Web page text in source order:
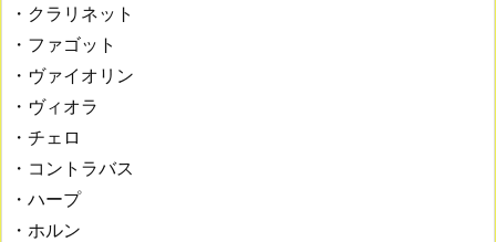
・クラリネット
・ファゴット
・ヴァイオリン
・ヴィオラ
・チェロ
・コントラバス
・ハープ
・ホルン